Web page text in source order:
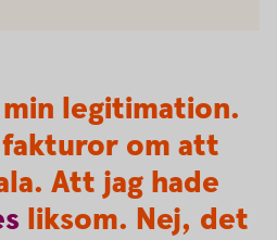
legitimation.
om att
Att jag hade
liksom. Nej, det